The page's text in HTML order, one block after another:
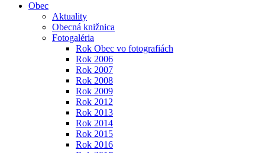
Obec
Aktuality
Obecná knižnica
Fotogaléria
Rok Obec vo fotografiách
Rok 2006
Rok 2007
Rok 2008
Rok 2009
Rok 2012
Rok 2013
Rok 2014
Rok 2015
Rok 2016